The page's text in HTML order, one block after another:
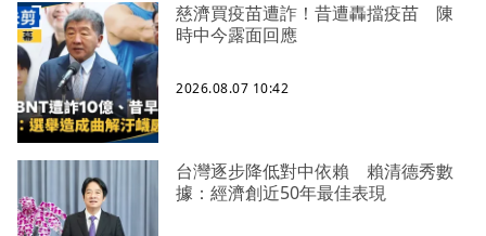
慈濟買疫苗遭詐！昔遭轟擋疫苗 陳
時中今露面回應
2026.08.07 10:42
台灣逐步降低對中依賴 賴清德秀數
據：經濟創近50年最佳表現